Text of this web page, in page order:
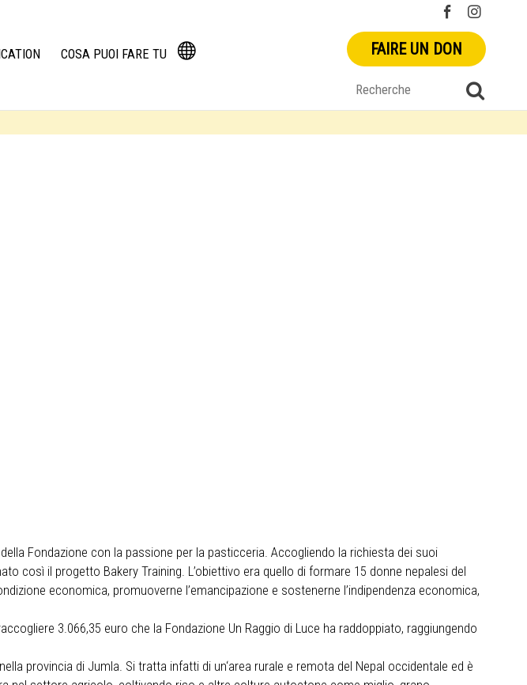
FAIRE UN DON
COSA PUOI FARE TU
Fondazione con la passione per la pasticceria. Accogliendo la richiesta dei suoi
così il progetto Bakery Training. L’obiettivo era quello di formare 15 donne nepalesi del
economica, promuoverne l’emancipazione e sostenerne l’indipendenza economica,
3.066,35 euro che la Fondazione Un Raggio di Luce ha raddoppiato, raggiungendo
provincia di Jumla. Si tratta infatti di un‘area rurale e remota del Nepal occidentale ed è